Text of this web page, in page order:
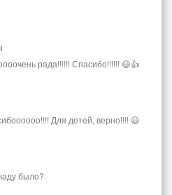
рада!!!!!! Спасибо!!!!!! 😃👍
Для детей, верно!!!! 😃
было?